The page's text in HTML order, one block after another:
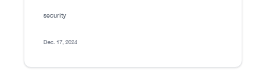
security
Dec. 17, 2024